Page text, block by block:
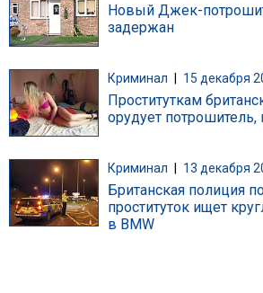
Новый Джек-
задержан
Криминал 15 декабря
Проституткам
орудует потрошитель,
Криминал 13 декабря
Британская полиция
проституток ищет
в BMW